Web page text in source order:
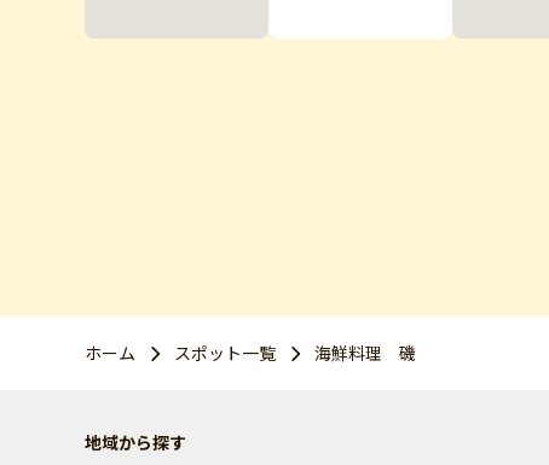
ホーム スポット一覧 海鮮料理 磯
地域から探す